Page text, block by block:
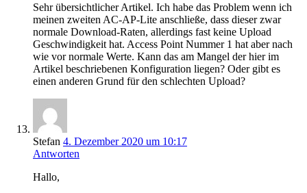
Sehr übersichtlicher Artikel. Ich habe das Problem wenn ich
meinen zweiten AC-AP-Lite anschließe, dass dieser zwar
normale Download-Raten, allerdings fast keine Upload
Geschwindigkeit hat. Access Point Nummer 1 hat aber nach
wie vor normale Werte. Kann das am Mangel der hier im
Artikel beschriebenen Konfiguration liegen? Oder gibt es
einen anderen Grund für den schlechten Upload?
Stefan 4. Dezember 2020 um 10:17
Antworten
Hallo,